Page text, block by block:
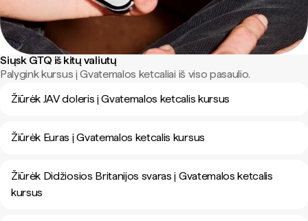
Siųsk GTQ iš kitų valiutų
Palygink kursus į Gvatemalos ketcaliai iš viso pasaulio.
Žiūrėk JAV doleris į Gvatemalos ketcalis kursus
Žiūrėk Euras į Gvatemalos ketcalis kursus
Žiūrėk Didžiosios Britanijos svaras į Gvatemalos ketcalis
kursus